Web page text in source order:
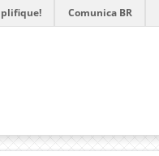
Comunica BR